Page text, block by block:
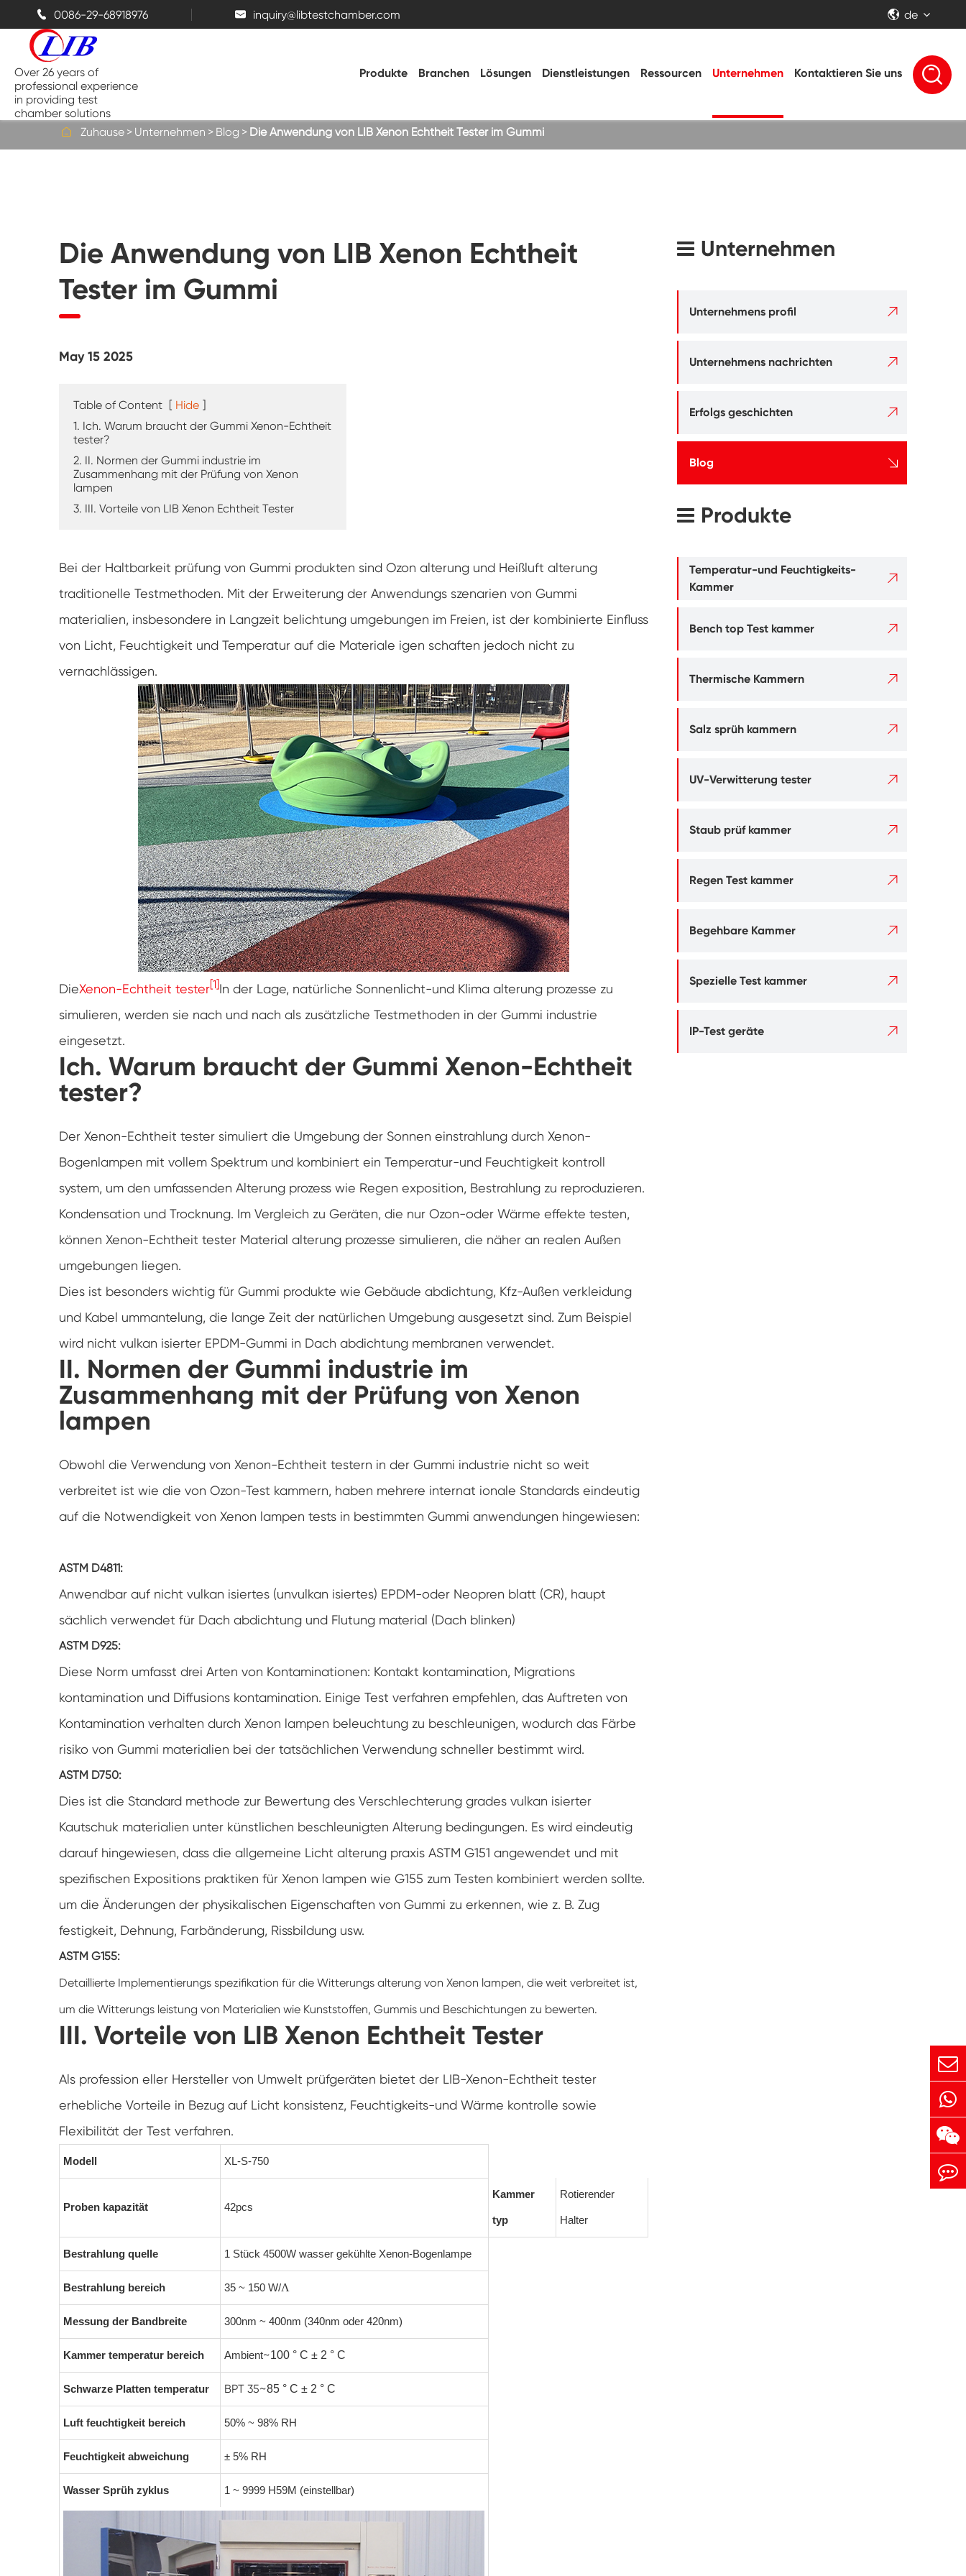
 0086-29-68918976  inquiry@libtestchamber.com  de
Over 26 years of
professional experience
in providing test
chamber solutions
Produkte
Thermische Kammern
Salz sprüh kammern
Staub prüf kammer
Regen Test kammer
Begehbare Kammer
Spezielle Test kammer
IP-Test geräte
Vibrations kammer
Klima-und Temperatur prüf kammer
Gefrier widerstands prüf kammer
Heiße kalte Temperatur prüf kammer
Kammer für kalte Umwelt
Konstantes Klima kabinett
LV124 K-12 Temperatur-Schock-und
Spritzwasser-Test gerät
Explosions geschützte Batterie Thermische
Runaway-Kammer
Temperatur-Vibrations maschine
Industrie ofen für Batterien
Industrielle Gefrier kammer
Doppelte Tür benutzer definierte
Temperatur-Feuchtigkeits-Kammer
Heiße kalte Feuchtigkeits-Kammer
Kombinierte Salz sprüh-und Klima test
Umweltkonditionierungseinheit
kammer
Temperatur-Umwelt simulations kammer
Nass-Glühbirnen-Gaze für Temperatur-
Feuchtigkeits-Kammern
Luft feuchtigkeit Umwelt Prüf kammer
Konstante Temperatur kammer
PV-Umweltprüfkammer
Konstante Temperatur-und Feuchtigkeits-
Nass Wick für Feuchtigkeits-Test-Kammer
Luft feuchtigkeit Kammer
Kammer für thermischen Missbrauch
Klimaanlagen kammer mit negativer
klimatische Test kammer
Temperatur-Höhen-Kammer
Feuchte Wärme kammer
PV-Panel-Prüfgeräte
PV-Degradationstestkammer
Konditionierung kammer
Wärme kalte Feuchtigkeit kammer
Temperatur-Schüttler-Kammer
Konstanter Niedrig temperatur schrank
Tauwetter kammer einfrieren
Labor prüf kammer
Branchen Lösungen Dienstleistungen Ressourcen Unternehmen Kontaktieren Sie uns 
 Zuhause Unternehmen Blog Die Anwendung von LIB Xenon Echtheit Tester im Gummi
Die Anwendung von LIB Xenon Echtheit
Tester im Gummi
May 15 2025
Table of Content [ Hide ]
1. Ich. Warum braucht der Gummi Xenon-Echtheit
tester?
2. II. Normen der Gummi industrie im
Zusammenhang mit der Prüfung von Xenon
lampen
3. III. Vorteile von LIB Xenon Echtheit Tester
Bei der Haltbarkeit prüfung von Gummi produkten sind Ozon alterung und Heißluft alterung
traditionelle Testmethoden. Mit der Erweiterung der Anwendungs szenarien von Gummi
materialien, insbesondere in Langzeit belichtung umgebungen im Freien, ist der kombinierte Einfluss
von Licht, Feuchtigkeit und Temperatur auf die Materiale igen schaften jedoch nicht zu
vernachlässigen.
DieXenon-Echtheit tester[1]In der Lage, natürliche Sonnenlicht-und Klima alterung prozesse zu
simulieren, werden sie nach und nach als zusätzliche Testmethoden in der Gummi industrie
eingesetzt.
Ich. Warum braucht der Gummi Xenon-Echtheit
tester?
Der Xenon-Echtheit tester simuliert die Umgebung der Sonnen einstrahlung durch Xenon-
Bogenlampen mit vollem Spektrum und kombiniert ein Temperatur-und Feuchtigkeit kontroll
system, um den umfassenden Alterung prozess wie Regen exposition, Bestrahlung zu reproduzieren.
Kondensation und Trocknung. Im Vergleich zu Geräten, die nur Ozon-oder Wärme effekte testen,
können Xenon-Echtheit tester Material alterung prozesse simulieren, die näher an realen Außen
umgebungen liegen.
Dies ist besonders wichtig für Gummi produkte wie Gebäude abdichtung, Kfz-Außen verkleidung
und Kabel ummantelung, die lange Zeit der natürlichen Umgebung ausgesetzt sind. Zum Beispiel
wird nicht vulkan isierter EPDM-Gummi in Dach abdichtung membranen verwendet.
II. Normen der Gummi industrie im
Zusammenhang mit der Prüfung von Xenon
lampen
Obwohl die Verwendung von Xenon-Echtheit testern in der Gummi industrie nicht so weit
verbreitet ist wie die von Ozon-Test kammern, haben mehrere internat ionale Standards eindeutig
auf die Notwendigkeit von Xenon lampen tests in bestimmten Gummi anwendungen hingewiesen:
ASTM D4811:
Anwendbar auf nicht vulkan isiertes (unvulkan isiertes) EPDM-oder Neopren blatt (CR), haupt
sächlich verwendet für Dach abdichtung und Flutung material (Dach blinken)
ASTM D925:
Diese Norm umfasst drei Arten von Kontaminationen: Kontakt kontamination, Migrations
kontamination und Diffusions kontamination. Einige Test verfahren empfehlen, das Auftreten von
Kontamination verhalten durch Xenon lampen beleuchtung zu beschleunigen, wodurch das Färbe
risiko von Gummi materialien bei der tatsächlichen Verwendung schneller bestimmt wird.
ASTM D750:
Dies ist die Standard methode zur Bewertung des Verschlechterung grades vulkan isierter
Kautschuk materialien unter künstlichen beschleunigten Alterung bedingungen. Es wird eindeutig
darauf hingewiesen, dass die allgemeine Licht alterung praxis ASTM G151 angewendet und mit
spezifischen Expositions praktiken für Xenon lampen wie G155 zum Testen kombiniert werden sollte.
um die Änderungen der physikalischen Eigenschaften von Gummi zu erkennen, wie z. B. Zug
festigkeit, Dehnung, Farbänderung, Rissbildung usw.
ASTM G155:
Detaillierte Implementierungs spezifikation für die Witterungs alterung von Xenon lampen, die weit verbreitet ist,
um die Witterungs leistung von Materialien wie Kunststoffen, Gummis und Beschichtungen zu bewerten.
III. Vorteile von LIB Xenon Echtheit Tester
Als profession eller Hersteller von Umwelt prüfgeräten bietet der LIB-Xenon-Echtheit tester
erhebliche Vorteile in Bezug auf Licht konsistenz, Feuchtigkeits-und Wärme kontrolle sowie
Flexibilität der Test verfahren.
Modell XL-S-750
Proben kapazität 42pcs
Kammer
typ
Rotierender
Halter
Bestrahlung quelle 1 Stück 4500W wasser gekühlte Xenon-Bogenlampe
Bestrahlung bereich 35 ~ 150 W/Λ
Messung der Bandbreite 300nm ~ 400nm (340nm oder 420nm)
Kammer temperatur bereich Ambient~100 ° C ± 2 ° C
Schwarze Platten temperatur BPT 35~85 ° C ± 2 ° C
Luft feuchtigkeit bereich 50% ~ 98% RH
Feuchtigkeit abweichung ± 5% RH
Wasser Sprüh zyklus 1 ~ 9999 H59M (einstellbar)
Unternehmen
Unternehmens profil 
Unternehmens nachrichten 
Erfolgs geschichten 
Blog 
Produkte
Temperatur-und Feuchtigkeits-
Kammer

Bench top Test kammer 
Thermische Kammern 
Salz sprüh kammern 
UV-Verwitterung tester 
Staub prüf kammer 
Regen Test kammer 
Begehbare Kammer 
Spezielle Test kammer 
IP-Test geräte 